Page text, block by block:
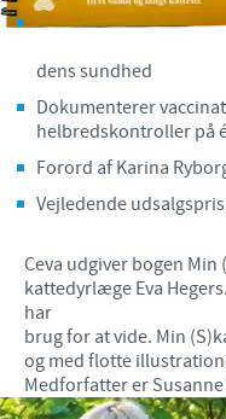
Kvæg,
Kæledyr,
Administration og
Ansøg om
Indberetning af
dens sundhed
Dokumenterer
helbredskontroller på
Forord af Karina
Vejledende
Ceva udgiver bogen Min
kattedyrlæge Eva
har
brug for at vide. Min
og med flotte
Medforfatter er